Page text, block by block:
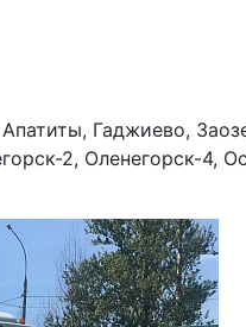
Гаджиево,
2, Оленегорск-4,